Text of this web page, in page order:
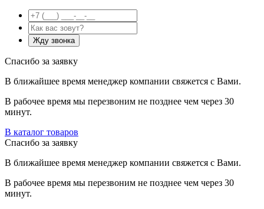
Спасибо за заявку
В ближайшее время менеджер компании свяжется с Вами.
В рабочее время мы перезвоним не позднее чем через 30
минут.
В каталог товаров
Спасибо за заявку
В ближайшее время менеджер компании свяжется с Вами.
В рабочее время мы перезвоним не позднее чем через 30
минут.